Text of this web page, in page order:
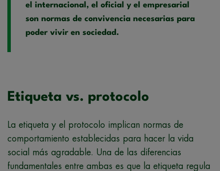
el internacional, el oficial y el empresarial
son normas de convivencia necesarias para
poder vivir en sociedad.
Etiqueta vs. protocolo
La etiqueta y el protocolo implican normas de
comportamiento establecidas para hacer la vida
social más agradable. Una de las diferencias
fundamentales entre ambas es que la etiqueta regula